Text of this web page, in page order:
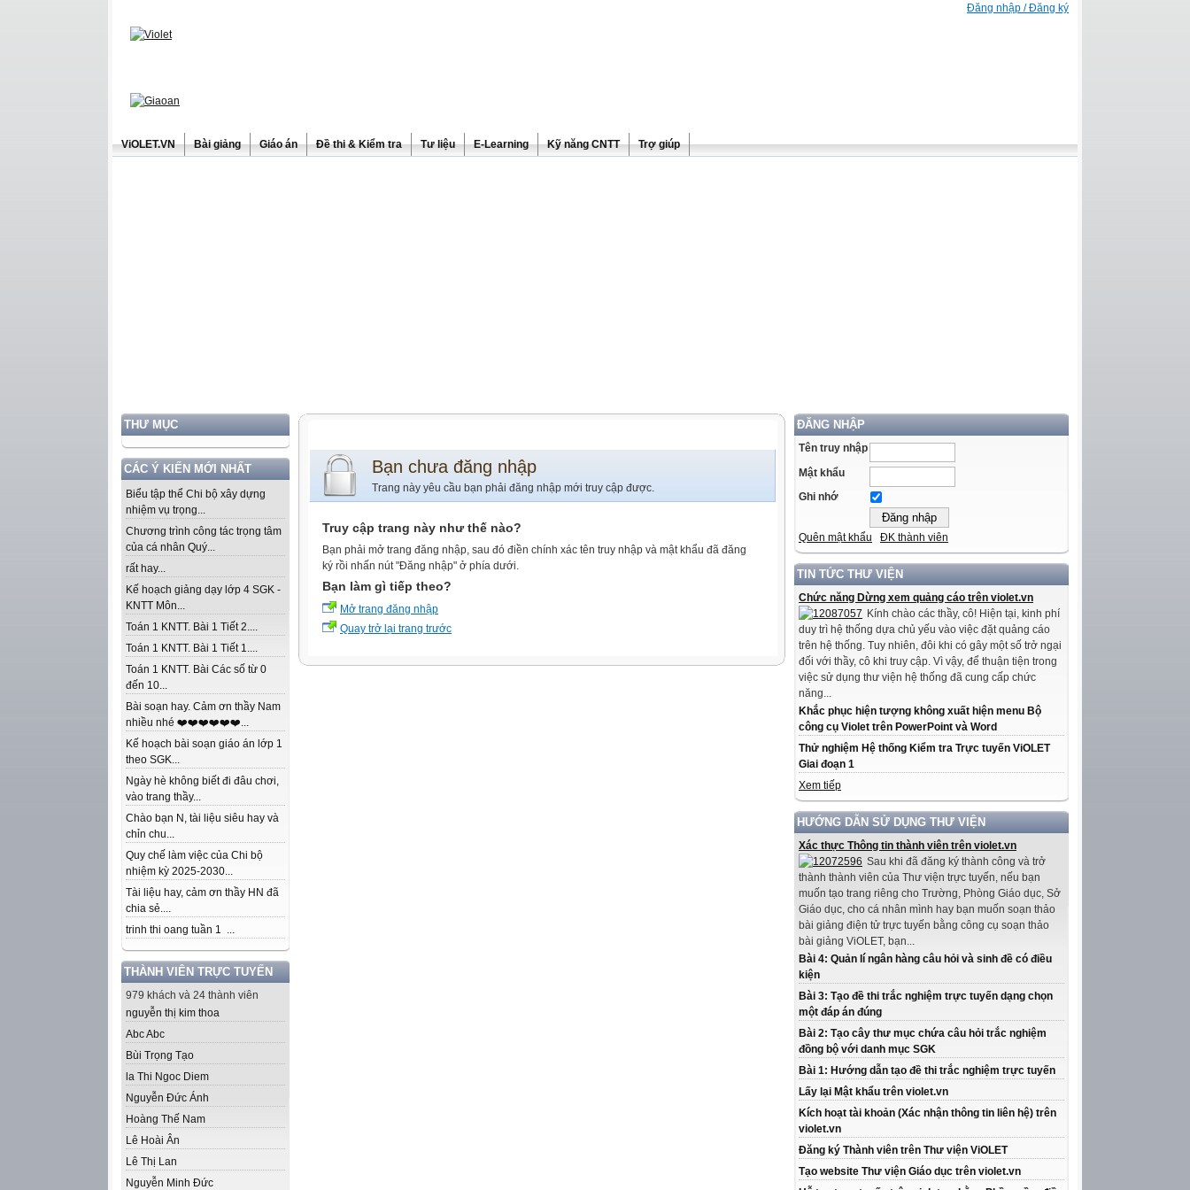
Đăng nhập / Đăng ký
ViOLET.VN Bài giảng Giáo án Đề thi & Kiểm tra Tư liệu E-Learning Kỹ năng CNTT Trợ giúp
THƯ MỤC
CÁC Ý KIẾN MỚI NHẤT
Biểu tập thể Chi bộ xây dựng
nhiệm vụ trọng...
Chương trình công tác trọng tâm
của cá nhân Quý...
rất hay...
Kế hoạch giảng dạy lớp 4 SGK -
KNTT Môn...
Toán 1 KNTT. Bài 1 Tiết 2....
Toán 1 KNTT. Bài 1 Tiết 1....
Toán 1 KNTT. Bài Các số từ 0
đến 10...
Bài soạn hay. Cảm ơn thầy Nam
nhiều nhé ❤️❤️❤️❤️❤️❤️...
Kế hoạch bài soạn giáo án lớp 1
theo SGK...
Ngày hè không biết đi đâu chơi,
vào trang thầy...
Chào bạn N, tài liệu siêu hay và
chỉn chu...
Quy chế làm việc của Chi bộ
nhiệm kỳ 2025-2030...
Tài liệu hay, cảm ơn thầy HN đã
chia sẻ....
trinh thi oang tuần 1 ...
THÀNH VIÊN TRỰC TUYẾN
979 khách và 24 thành viên
nguyễn thị kim thoa
Abc Abc
Bùi Trọng Tạo
la Thi Ngoc Diem
Nguyễn Đức Ánh
Hoàng Thế Nam
Lê Hoài Ân
Lê Thị Lan
Nguyễn Minh Đức
ĐĂNG NHẬP
Tên truy nhập
Mật khẩu
Ghi nhớ
Quên mật khẩu ĐK thành viên
TIN TỨC THƯ VIỆN
Chức năng Dừng xem quảng cáo trên violet.vn
Kính chào các thầy, cô! Hiện tại, kinh phí
duy trì hệ thống dựa chủ yếu vào việc đặt quảng cáo
trên hệ thống. Tuy nhiên, đôi khi có gây một số trở ngại
đối với thầy, cô khi truy cập. Vì vậy, để thuận tiện trong
việc sử dụng thư viện hệ thống đã cung cấp chức
năng...
Khắc phục hiện tượng không xuất hiện menu Bộ
công cụ Violet trên PowerPoint và Word
Thử nghiệm Hệ thống Kiểm tra Trực tuyến ViOLET
Giai đoạn 1
Xem tiếp
HƯỚNG DẪN SỬ DỤNG THƯ VIỆN
Xác thực Thông tin thành viên trên violet.vn
Sau khi đã đăng ký thành công và trở
thành thành viên của Thư viện trực tuyến, nếu bạn
muốn tạo trang riêng cho Trường, Phòng Giáo dục, Sở
Giáo dục, cho cá nhân mình hay bạn muốn soạn thảo
bài giảng điện tử trực tuyến bằng công cụ soạn thảo
bài giảng ViOLET, bạn...
Bài 4: Quản lí ngân hàng câu hỏi và sinh đề có điều
kiện
Bài 3: Tạo đề thi trắc nghiệm trực tuyến dạng chọn
một đáp án đúng
Bài 2: Tạo cây thư mục chứa câu hỏi trắc nghiệm
đồng bộ với danh mục SGK
Bài 1: Hướng dẫn tạo đề thi trắc nghiệm trực tuyến
Lấy lại Mật khẩu trên violet.vn
Kích hoạt tài khoản (Xác nhận thông tin liên hệ) trên
violet.vn
Đăng ký Thành viên trên Thư viện ViOLET
Tạo website Thư viện Giáo dục trên violet.vn
Bạn chưa đăng nhập
Trang này yêu cầu bạn phải đăng nhập mới truy cập được.
Truy cập trang này như thế nào?
Bạn phải mở trang đăng nhập, sau đó điền chính xác tên truy nhập và mật khẩu đã đăng
ký rồi nhấn nút "Đăng nhập" ở phía dưới.
Bạn làm gì tiếp theo?
Mở trang đăng nhập
Quay trở lại trang trước